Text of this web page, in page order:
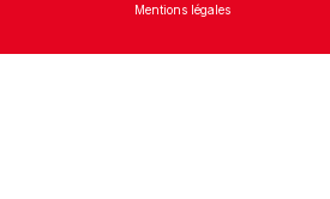
Mentions légales